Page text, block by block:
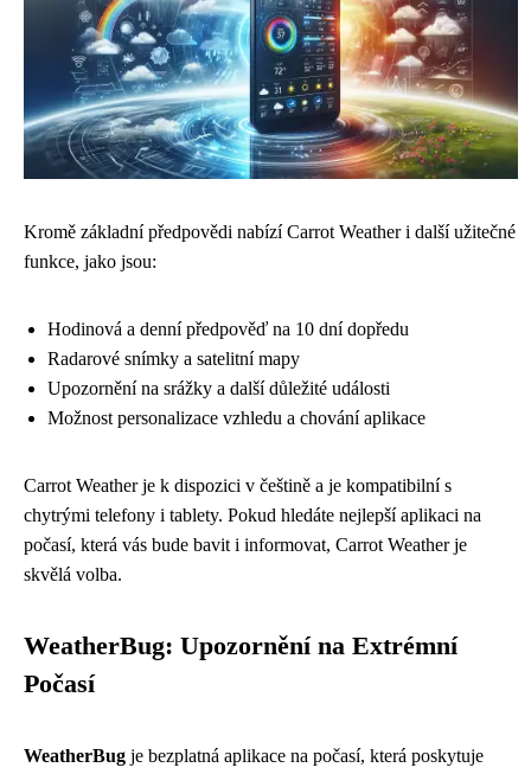
Kromě základní předpovědi nabízí Carrot Weather i další užitečné
funkce, jako jsou:
Hodinová a denní předpověď na 10 dní dopředu
Radarové snímky a satelitní mapy
Upozornění na srážky a další důležité události
Možnost personalizace vzhledu a chování aplikace
Carrot Weather je k dispozici v češtině a je kompatibilní s
chytrými telefony i tablety. Pokud hledáte nejlepší aplikaci na
počasí, která vás bude bavit i informovat, Carrot Weather je
skvělá volba.
WeatherBug: Upozornění na Extrémní
Počasí
WeatherBug je bezplatná aplikace na počasí, která poskytuje